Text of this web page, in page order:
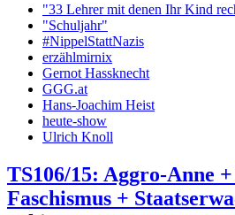
"33 Lehrer mit denen Ihr Kind
"Schuljahr"
#NippelStattNazis
erzählmirnix
Gernot Hassknecht
GGG.at
Hans-Joachim Heist
heute-show
Ulrich Knoll
TS106/15: Aggro-Anne
Faschismus +